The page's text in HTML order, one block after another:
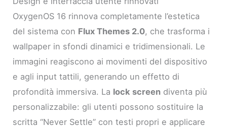
OxygenOS 16 rinnova completamente l’estetica
del sistema con Flux Themes 2.0, che trasforma i
wallpaper in sfondi dinamici e tridimensionali. Le
immagini reagiscono ai movimenti del dispositivo
e agli input tattili, generando un effetto di
profondità immersiva. La lock screen diventa più
personalizzabile: gli utenti possono sostituire la
scritta “Never Settle” con testi propri e applicare